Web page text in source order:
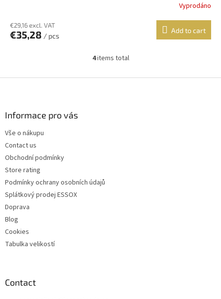
Vyprodáno
€29,16 excl. VAT
€35,28 / pcs
Add to cart
L
s
4items total
Informace pro vás
Vše o nákupu
Contact us
Obchodní podmínky
Store rating
Podmínky ochrany osobních údajů
Splátkový prodej ESSOX
Doprava
Blog
Cookies
Tabulka velikostí
Contact